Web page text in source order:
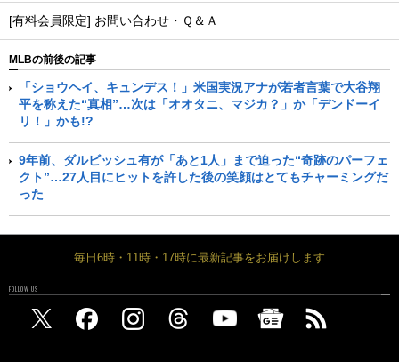
[有料会員限定] お問い合わせ・Ｑ＆Ａ
MLBの前後の記事
「ショウヘイ、キュンデス！」米国実況アナが若者言葉で大谷翔
平を称えた“真相”…次は「オオタニ、マジカ？」か「デンドーイ
リ！」かも!?
9年前、ダルビッシュ有が「あと1人」まで迫った“奇跡のパーフェ
クト”…27人目にヒットを許した後の笑顔はとてもチャーミングだ
った
毎日6時・11時・17時に最新記事をお届けします
FOLLOW US